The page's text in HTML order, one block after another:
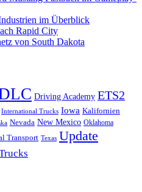
im Überblick
Rapid City
von South Dakota
Driving Academy ETS2
International Trucks Iowa Kalifornien
Nevada New Mexico Oklahoma
Transport Texas Update